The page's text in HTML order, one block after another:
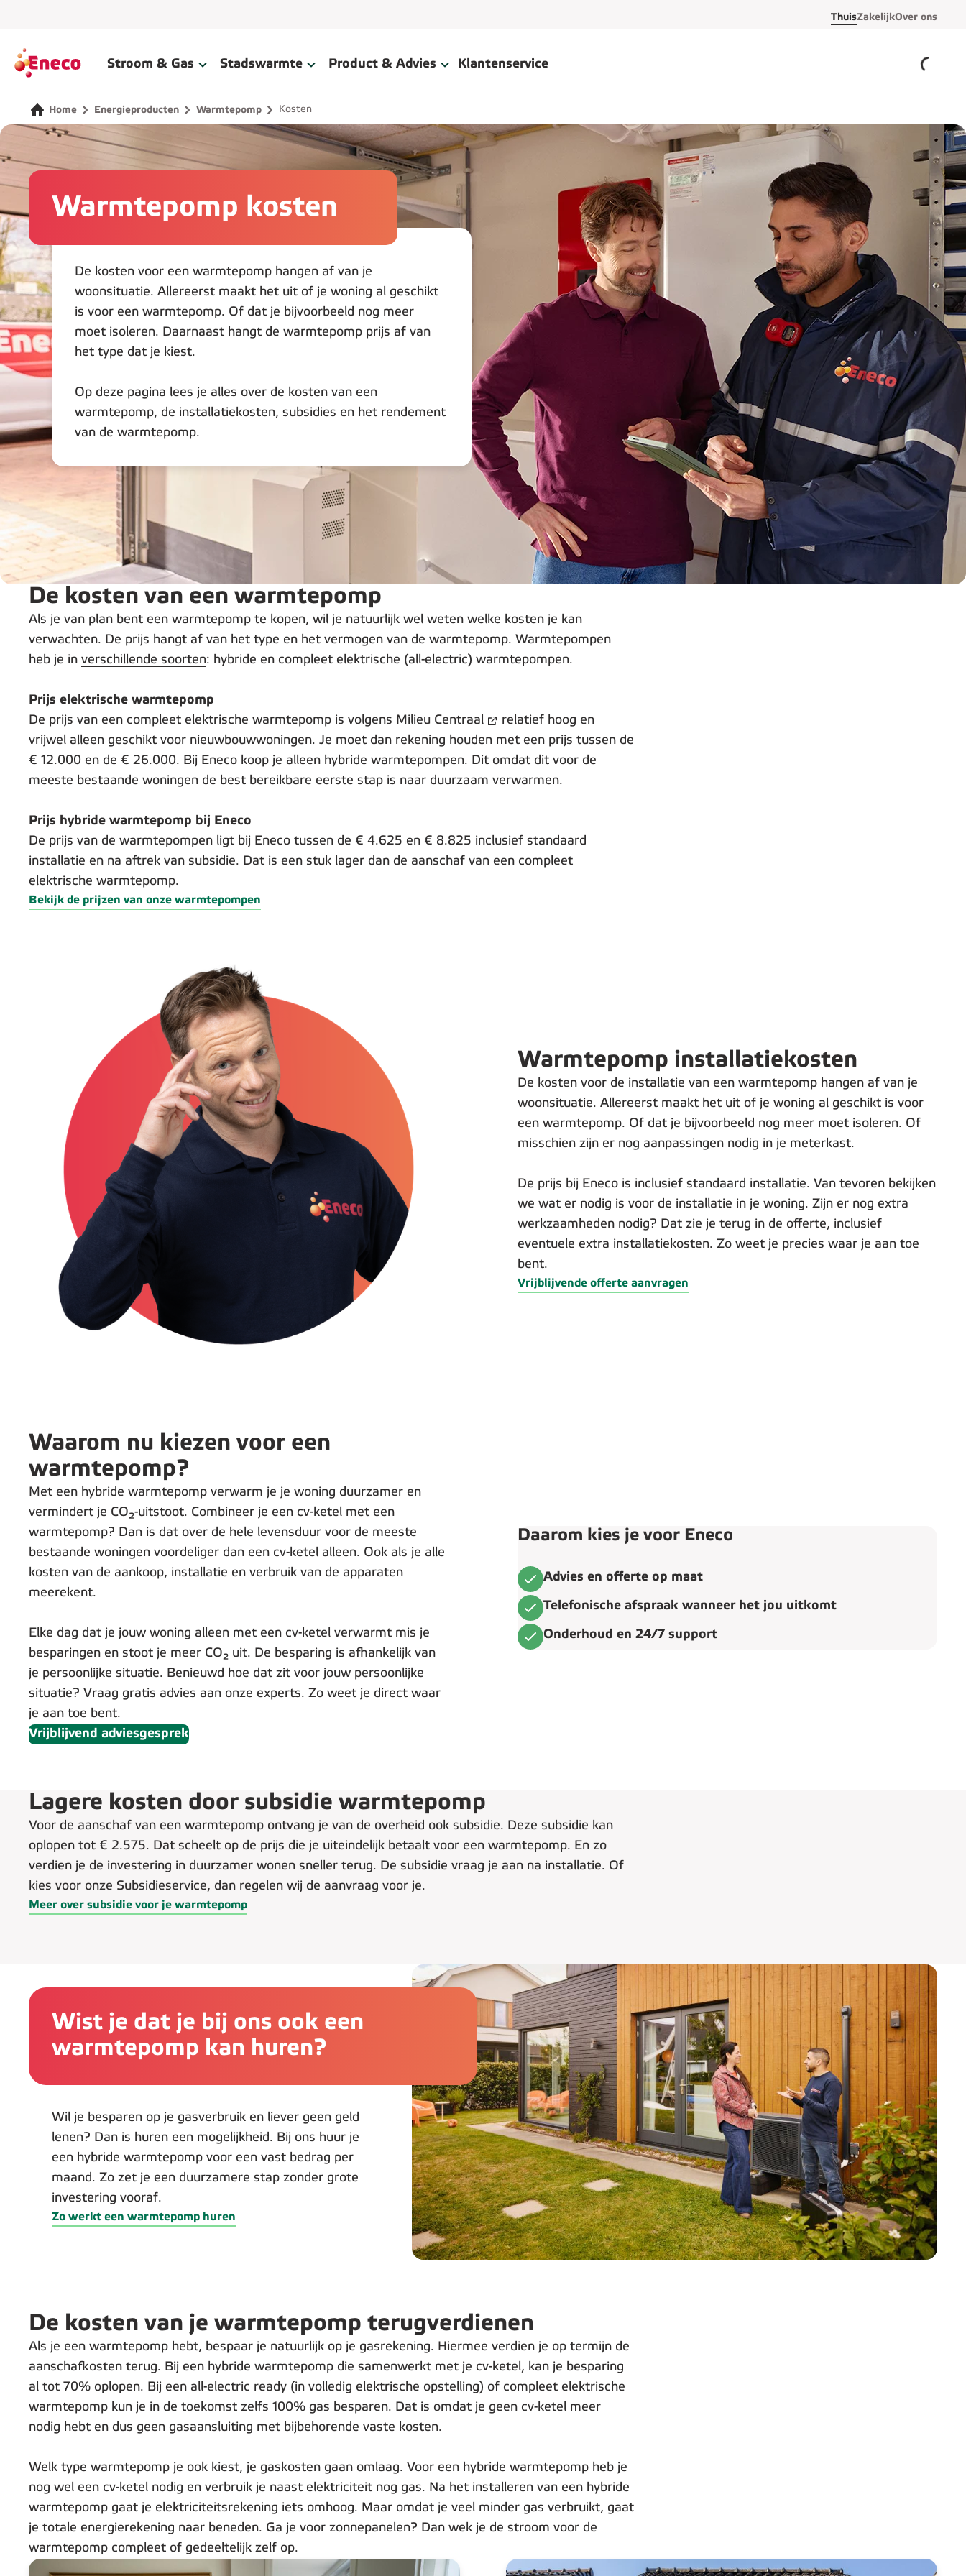
ThuisZakelijkOver ons
Home Stroom & Gas Stadswarmte Product & Advies Klantenservice
Home Energieproducten Warmtepomp Kosten
Warmtepomp kosten
De kosten voor een warmtepomp hangen af van je
woonsituatie. Allereerst maakt het uit of je woning al geschikt
is voor een warmtepomp. Of dat je bijvoorbeeld nog meer
moet isoleren. Daarnaast hangt de warmtepomp prijs af van
het type dat je kiest.
Op deze pagina lees je alles over de kosten van een
warmtepomp, de installatiekosten, subsidies en het rendement
van de warmtepomp.
De kosten van een warmtepomp
Als je van plan bent een warmtepomp te kopen, wil je natuurlijk wel weten welke kosten je kan
verwachten. De prijs hangt af van het type en het vermogen van de warmtepomp. Warmtepompen
heb je in verschillende soorten: hybride en compleet elektrische (all-electric) warmtepompen.
Prijs elektrische warmtepomp
De prijs van een compleet elektrische warmtepomp is volgens Milieu Centraal
relatief hoog en
vrijwel alleen geschikt voor nieuwbouwwoningen. Je moet dan rekening houden met een prijs tussen de
€ 12.000 en de € 26.000. Bij Eneco koop je alleen hybride warmtepompen. Dit omdat dit voor de
meeste bestaande woningen de best bereikbare eerste stap is naar duurzaam verwarmen.
Prijs hybride warmtepomp bij Eneco
De prijs van de warmtepompen ligt bij Eneco tussen de € 4.625 en € 8.825 inclusief standaard
installatie en na aftrek van subsidie. Dat is een stuk lager dan de aanschaf van een compleet
elektrische warmtepomp.
Bekijk de prijzen van onze warmtepompen
Warmtepomp installatiekosten
De kosten voor de installatie van een warmtepomp hangen af van je
woonsituatie. Allereerst maakt het uit of je woning al geschikt is voor
een warmtepomp. Of dat je bijvoorbeeld nog meer moet isoleren. Of
misschien zijn er nog aanpassingen nodig in je meterkast.
De prijs bij Eneco is inclusief standaard installatie. Van tevoren bekijken
we wat er nodig is voor de installatie in je woning. Zijn er nog extra
werkzaamheden nodig? Dat zie je terug in de offerte, inclusief
eventuele extra installatiekosten. Zo weet je precies waar je aan toe
bent.
Vrijblijvende offerte aanvragen
Waarom nu kiezen voor een
warmtepomp?
Met een hybride warmtepomp verwarm je je woning duurzamer en
vermindert je CO₂-uitstoot. Combineer je een cv-ketel met een
warmtepomp? Dan is dat over de hele levensduur voor de meeste
bestaande woningen voordeliger dan een cv-ketel alleen. Ook als je alle
kosten van de aankoop, installatie en verbruik van de apparaten
meerekent.
Elke dag dat je jouw woning alleen met een cv-ketel verwarmt mis je
besparingen en stoot je meer CO₂ uit. De besparing is afhankelijk van
je persoonlijke situatie. Benieuwd hoe dat zit voor jouw persoonlijke
situatie? Vraag gratis advies aan onze experts. Zo weet je direct waar
je aan toe bent.
Vrijblijvend adviesgesprek
Daarom kies je voor Eneco
Advies en offerte op maat
Telefonische afspraak wanneer het jou uitkomt
Onderhoud en 24/7 support
Lagere kosten door subsidie warmtepomp
Voor de aanschaf van een warmtepomp ontvang je van de overheid ook subsidie. Deze subsidie kan
oplopen tot € 2.575. Dat scheelt op de prijs die je uiteindelijk betaalt voor een warmtepomp. En zo
verdien je de investering in duurzamer wonen sneller terug. De subsidie vraag je aan na installatie. Of
kies voor onze Subsidieservice, dan regelen wij de aanvraag voor je.
Meer over subsidie voor je warmtepomp
Wist je dat je bij ons ook een
warmtepomp kan huren?
Wil je besparen op je gasverbruik en liever geen geld
lenen? Dan is huren een mogelijkheid. Bij ons huur je
een hybride warmtepomp voor een vast bedrag per
maand. Zo zet je een duurzamere stap zonder grote
investering vooraf.
Zo werkt een warmtepomp huren
De kosten van je warmtepomp terugverdienen
Als je een warmtepomp hebt, bespaar je natuurlijk op je gasrekening. Hiermee verdien je op termijn de
aanschafkosten terug. Bij een hybride warmtepomp die samenwerkt met je cv-ketel, kan je besparing
al tot 70% oplopen. Bij een all-electric ready (in volledig elektrische opstelling) of compleet elektrische
warmtepomp kun je in de toekomst zelfs 100% gas besparen. Dat is omdat je geen cv-ketel meer
nodig hebt en dus geen gasaansluiting met bijbehorende vaste kosten.
Welk type warmtepomp je ook kiest, je gaskosten gaan omlaag. Voor een hybride warmtepomp heb je
nog wel een cv-ketel nodig en verbruik je naast elektriciteit nog gas. Na het installeren van een hybride
warmtepomp gaat je elektriciteitsrekening iets omhoog. Maar omdat je veel minder gas verbruikt, gaat
je totale energierekening naar beneden. Ga je voor zonnepanelen? Dan wek je de stroom voor de
warmtepomp compleet of gedeeltelijk zelf op.